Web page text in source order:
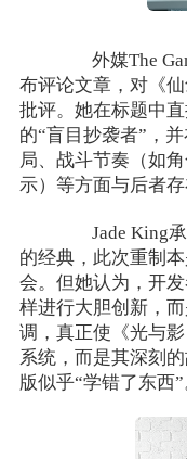
外媒The
布评论文章，对《
批评。她在标题中
的“盲目抄袭者”，
局、战斗节奏（如
示）等方面与后者存
Jade King承
的经典，此次重制
会。但她认为，开
样进行大胆创新，
调，真正使《光与
系统，而是其深刻
版似乎“学错了东西”